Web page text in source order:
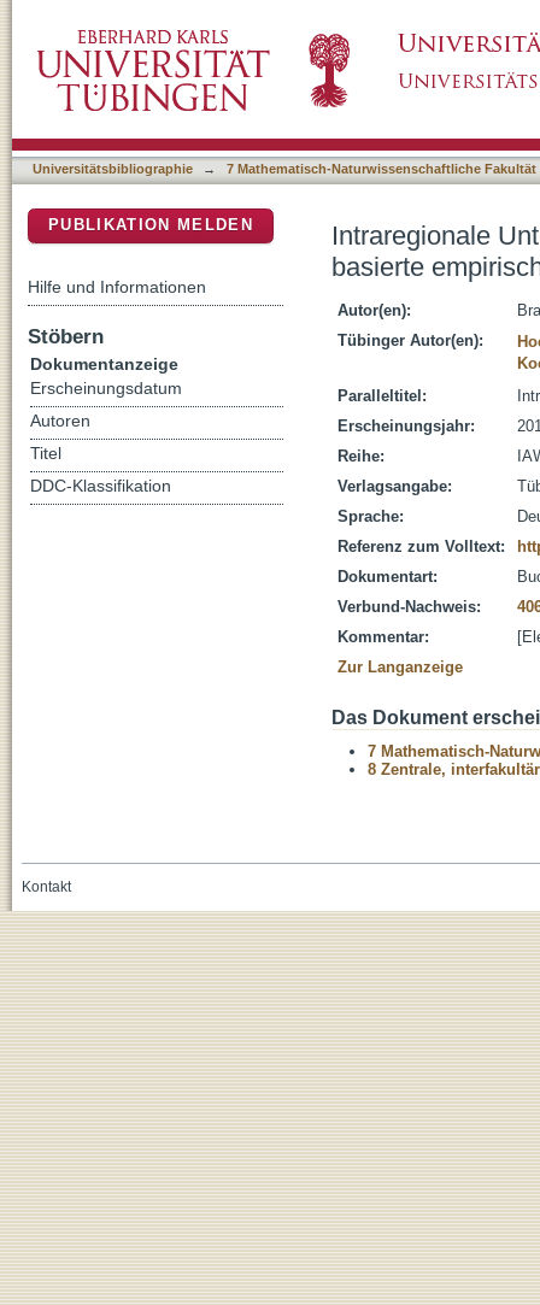
Universitätsbibliographie → 7 Mathematisch-Naturwissenschaftliche Fakultät
Intraregionale
basierte
Autor(en):
Tübinger Autor(en):
Paralleltitel:
Erscheinungsjahr:
Reihe:
Verlagsangabe:
Sprache:
Referenz zum Volltext:
Dokumentart:
Verbund-Nachweis:
Kommentar:
Zur Langanzeige
Das Dokument
7 Mathematisch-
8 Zentrale,
PUBLIKATION MELDEN
Hilfe und Informationen
Stöbern
Dokumentanzeige
Erscheinungsdatum
Autoren
Titel
DDC-Klassifikation
Kontakt